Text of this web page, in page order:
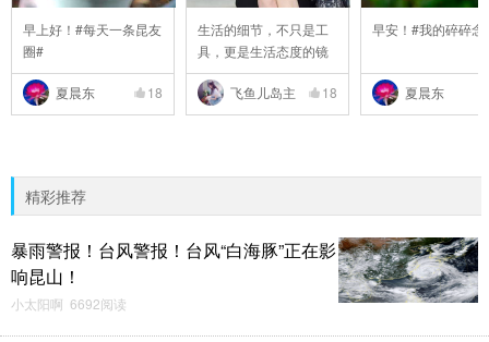
早上好！#每天一条昆友
圈#
夏晨东 18
生活的细节，不只是工
具，更是生活态度的镜
..
飞鱼儿岛主
18
早安！#我的碎碎念
夏晨东
精彩推荐
暴雨警报！台风警报！台风“白海豚”正在影
响昆山！
小太阳啊 6692阅读